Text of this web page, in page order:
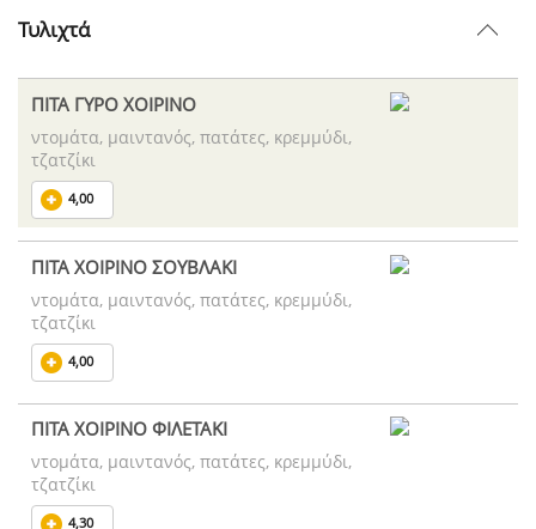
Τυλιχτά
ΠΙΤΑ ΓΥΡΟ ΧΟΙΡΙΝΟ
ντομάτα, μαιντανός, πατάτες, κρεμμύδι,
τζατζίκι
4,00
ΠΙΤΑ ΧΟΙΡΙΝΟ ΣΟΥΒΛΑΚΙ
ντομάτα, μαιντανός, πατάτες, κρεμμύδι,
τζατζίκι
4,00
ΠΙΤΑ ΧΟΙΡΙΝΟ ΦΙΛΕΤΑΚΙ
ντομάτα, μαιντανός, πατάτες, κρεμμύδι,
τζατζίκι
4,30